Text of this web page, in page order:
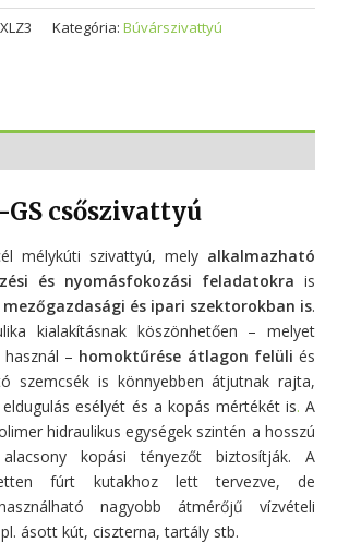
Kategória: Búvárszivattyú
GS csőszivattyú
mélykúti szivattyú, mely alkalmazható
és nyomásfokozási feladatokra is
mezőgazdasági és ipari szektorokban is.
kialakításnak köszönhetően – melyet
– homoktűrése átlagon felüli és
szemcsék is könnyebben átjutnak rajta,
esélyét és a kopás mértékét is. A
hidraulikus egységek szintén a hosszú
kopási tényezőt biztosítják. A
fúrt kutakhoz lett tervezve, de
nagyobb átmérőjű vízvételi
ásott kút, ciszterna, tartály stb.